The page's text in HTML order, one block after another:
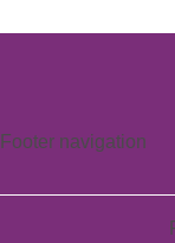
Footer navigation